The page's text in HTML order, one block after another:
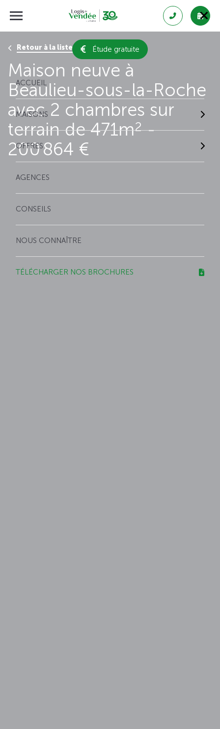
Étude gratuite
ACCUEIL
MAISONS
OFFRES
AGENCES
CONSEILS
NOUS CONNAÎTRE
TÉLÉCHARGER NOS BROCHURES
Retour à la liste des résultats
Maison neuve à
Beaulieu-sous-la-Roche
avec 2 chambres sur
terrain de 471m2-
200 864 €